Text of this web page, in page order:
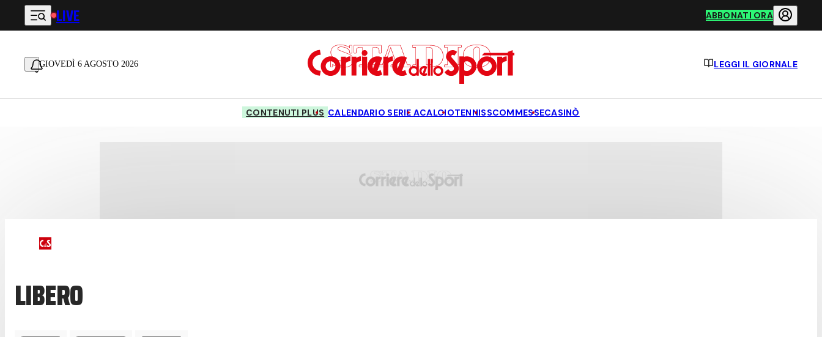
Vai al contenuto principale
LIVE ABBONATI ORA
GIOVEDÌ 6 AGOSTO 2026 LEGGI IL GIORNALE
CONTENUTI PLUS CALENDARIO SERIE ACALCIOTENNISSCOMMESSECASINÒ
LIBERO